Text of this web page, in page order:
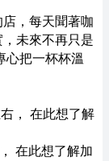
，每天聞著咖
未來不再只是
心把一杯杯溫
， 在此想了解
在此想了解加